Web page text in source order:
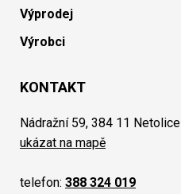
Výprodej
Výrobci
KONTAKT
Nádražní 59, 384 11 Netolice
ukázat na mapě
telefon: 388 324 019